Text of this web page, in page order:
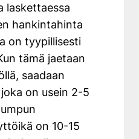
laskettaessa
hankintahinta
on tyypillisesti
tämä jaetaan
saadaan
on usein 2-5
on 10-15